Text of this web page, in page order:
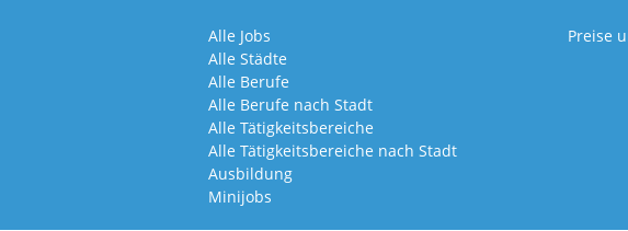
Alle Jobs
Alle Städte
Alle Berufe
Alle Berufe nach Stadt
Alle Tätigkeitsbereiche
Alle Tätigkeitsbereiche nach Stadt
Ausbildung
Minijobs
Preise